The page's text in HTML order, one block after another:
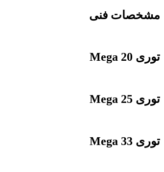
مشخصات فنی
توری Mega 20
توری Mega 25
توری Mega 33